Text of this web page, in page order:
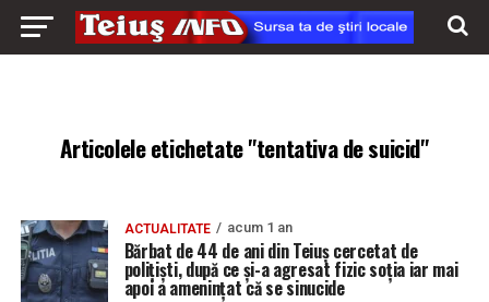
Articolele etichetate "tentativa de suicid"
ACTUALITATE acum 1 an
Bărbat de 44 de ani din Teiuș cercetat de
polițiști, după ce și-a agresat fizic soția iar mai
apoi a amenințat că se sinucide